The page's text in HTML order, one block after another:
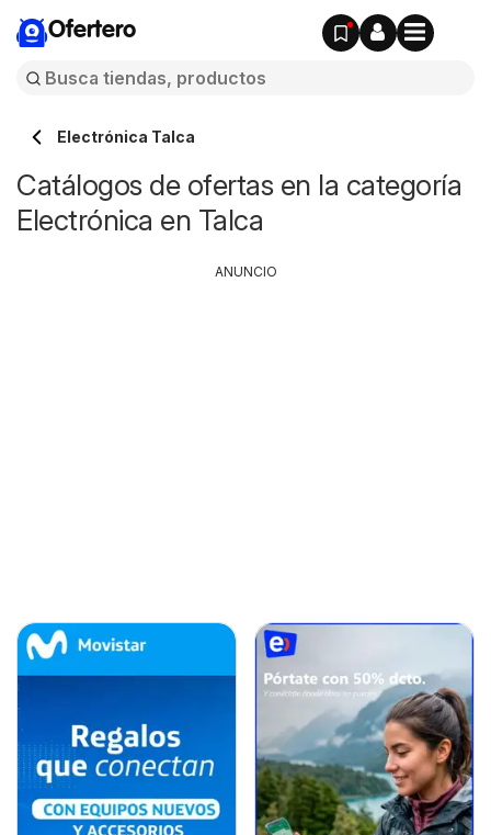
Ofertero
Electrónica Talca
Catálogos de ofertas en la categoría
Electrónica en Talca
ANUNCIO